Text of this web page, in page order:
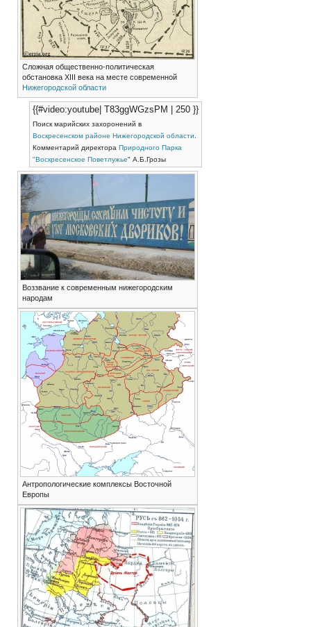
Сложная общественно-политическая
обстановка XIII века на месте современной
Нижегородской области
{{#video:youtube| T83ggWGzsPM | 250 }}
Поиск марийских захоронений в
Воскресенском районе Нижегородской области.
Комментарий директора Природного Парка
"Воскресенское Поветлужье" А.Б.Грозы
Воззвание к современным нижегородским
народам
Антропологические комплексы Восточной
Европы